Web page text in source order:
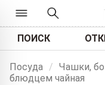
ПОИСК
Посуда / Чашки,
блюдцем чайная